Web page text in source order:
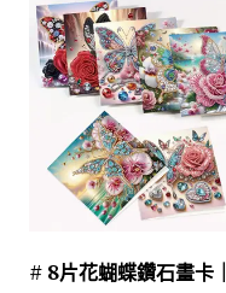
# 8片花蝴蝶鑽石畫卡